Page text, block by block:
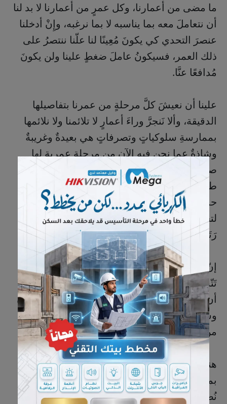
ما مضى من أعمارنا، وكل عمرٍ من أعمارنا لا بد لنا
أن نتعاملَ معه بما يناسبه لا بما نرغبه، وإِنْ أدخلنا
عنصرَ التحدي كي يكونَ مُعِينًا لنا علّنا ننتصرُ على
ذلك العمر، فسيكونُ عاملَ ضغطٍ علينا ولن يكونَ
مُدافعًا عنَّا.
علينا أن نعيشَ كلَّ مرحلةٍ من عمرنا بتفاصيلها
الدقيقة، وألا نَنجرَّ وراءَ أعمارٍ لا تلائمنا ولا نلائمها
بممارسةِ سلوكياتٍ وتصرفاتٍ هي بعيدةٌ وغريبةٌ
وشاذةٌ عما نحن فيه الآن من مرحلةٍ عمريةٍ لها
صفاتها وخصائصها التي لا بد لنا أن نقفَ عندها
طويلاً ونحترمها وألا نتخطاها، فهي بمثابة خطوطٍ
حمراءَ تُنظِّمُ أقوالَنا وأفعالَنا بما لا يَدَعُ مجالاً
لتجاوزها، فتبقى المكانةُ دونَ خدشٍ والمنزلةُ دونَ
رَتَقٍ والوجاهة دونَ ثَلْمٍ.
إنّ محافظَتنا على مكانَتِنَا بينَ الناسِ لا بُدَّ لها أنْ
تَتّسِقَ مع أعمارنا وتسيرَ معها جنبًا إلى جَنْبٍ دونَ
أن يتقدمَ أحدهما على الآخر؛ وإلا فسيختلُ التوازنُ
وستحدثُ العرقلةُ، وستسقطُ المكانةُ، وسنعاني
من لدغاتِ العقربِ المعنوية لا الحِسِّية.
هنالك خيطٌ حساسٌ ودقيقٌ في أن نلائمَ بينَ حياتنا
بما يتوافقُ مع الجيلِ الذي نتعاملُ معه وبينَ أن
نُضَيّعَ قَدْرَنا وشأْنَنَا بين الآخرين، فأبناء الجيلِ الذي